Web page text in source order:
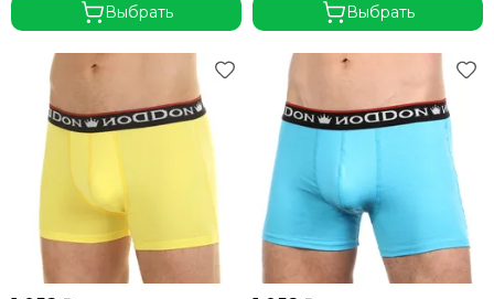
RedLaika
Lama
Blackspade
Julimex
Key
Lasting
Dexshell
Firebird
Ruike
Morakniv
Выбрать
Выбрать